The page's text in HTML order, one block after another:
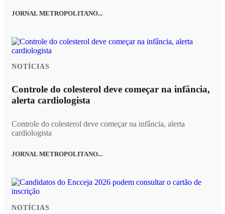
JORNAL METROPOLITANO...
NOTÍCIAS
Controle do colesterol deve começar na infância,
alerta cardiologista
Controle do colesterol deve começar na infância, alerta
cardiologista
JORNAL METROPOLITANO...
NOTÍCIAS